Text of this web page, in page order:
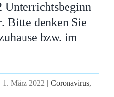
Unterrichtsbeginn
Bitte denken Sie
bzw. im
1. März 2022 | Coronavirus,